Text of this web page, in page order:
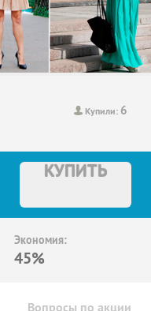
Купили: 6
КУПИТЬ
Экономия:
45%
Вопросы по акции